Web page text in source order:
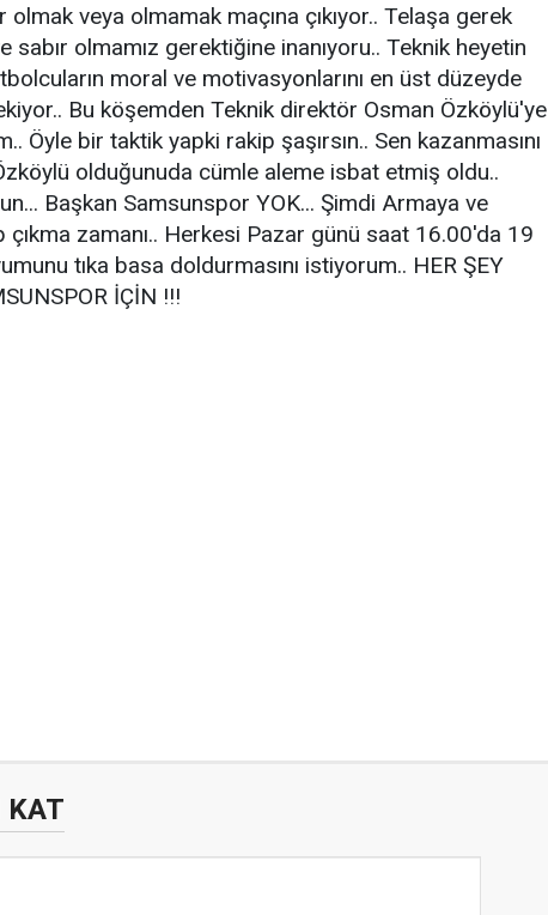
veya olmamak maçına çıkıyor.. Telaşa gerek
sabır olmamız gerektiğine inanıyoru.. Teknik heyetin
moral ve motivasyonlarını en üst düzeyde
Bu köşemden Teknik direktör Osman Özköylü'ye
Öyle bir taktik yapki rakip şaşırsın.. Sen kazanmasını
olduğunuda cümle aleme isbat etmiş oldu..
Başkan Samsunspor YOK... Şimdi Armaya ve
çıkma zamanı.. Herkesi Pazar günü saat 16.00'da 19
tıka basa doldurmasını istiyorum.. HER ŞEY
İÇİN !!!
KAT